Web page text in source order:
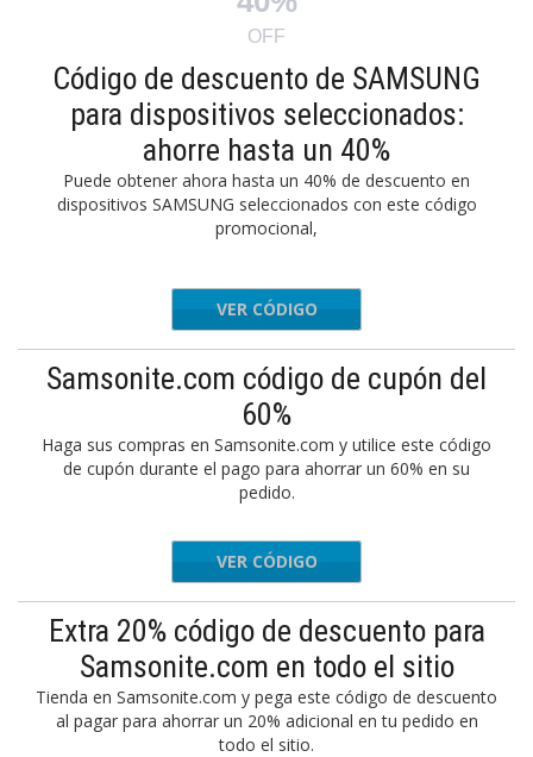
OFF
Código de descuento de SAMSUNG
para dispositivos seleccionados:
ahorre hasta un 40%
Puede obtener ahora hasta un 40% de descuento en
dispositivos SAMSUNG seleccionados con este código
promocional,
-gf8ff4
VER CÓDIGO
Samsonite.com código de cupón del
60%
Haga sus compras en Samsonite.com y utilice este código
de cupón durante el pago para ahorrar un 60% en su
pedido.
DMBDAY
VER CÓDIGO
Extra 20% código de descuento para
Samsonite.com en todo el sitio
Tienda en Samsonite.com y pega este código de descuento
al pagar para ahorrar un 20% adicional en tu pedido en
todo el sitio.